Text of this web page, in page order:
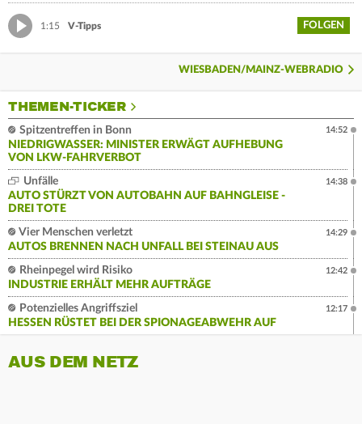
1:15 V-Tipps FOLGEN
WIESBADEN/MAINZ-WEBRADIO
THEMEN-TICKER
Spitzentreffen in Bonn
NIEDRIGWASSER: MINISTER ERWÄGT AUFHEBUNG
VON LKW-FAHRVERBOT
14:52
Unfälle
AUTO STÜRZT VON AUTOBAHN AUF BAHNGLEISE -
DREI TOTE
14:38
Vier Menschen verletzt
AUTOS BRENNEN NACH UNFALL BEI STEINAU AUS
14:29
Rheinpegel wird Risiko
INDUSTRIE ERHÄLT MEHR AUFTRÄGE
12:42
Potenzielles Angriffsziel
HESSEN RÜSTET BEI DER SPIONAGEABWEHR AUF
12:17
AUS DEM NETZ